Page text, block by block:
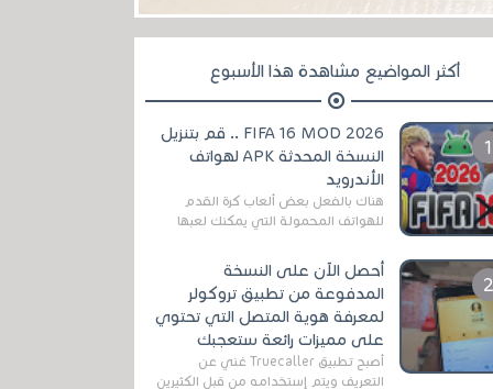
أكثر المواضيع مشاهدة هذا الأسبوع
FIFA 16 MOD 2026 .. قم بتنزيل
النسخة المحدثة APK لهواتف
الأندرويد
هناك بالفعل بعض ألعاب كرة القدم
للهواتف المحمولة التي يمكنك لعبها
مثل EA Sports ...
أحصل الآن على النسخة
المدفوعة من تطبيق تروكولر
لمعرفة هوية المتصل التي تحتوي
على مميزات رائعة ستعجبك
أصبح تطبيق Truecaller غني عن
التعريف ويتم إستخدامه من قبل الكثيرين